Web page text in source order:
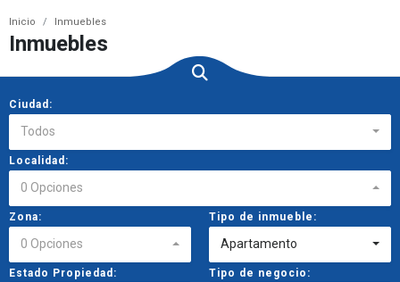
Inicio Inmuebles
Inmuebles
Ciudad:
Todos
Localidad:
0 Opciones
Zona:
0 Opciones
Tipo de inmueble:
Apartamento
Estado Propiedad: Tipo de negocio: